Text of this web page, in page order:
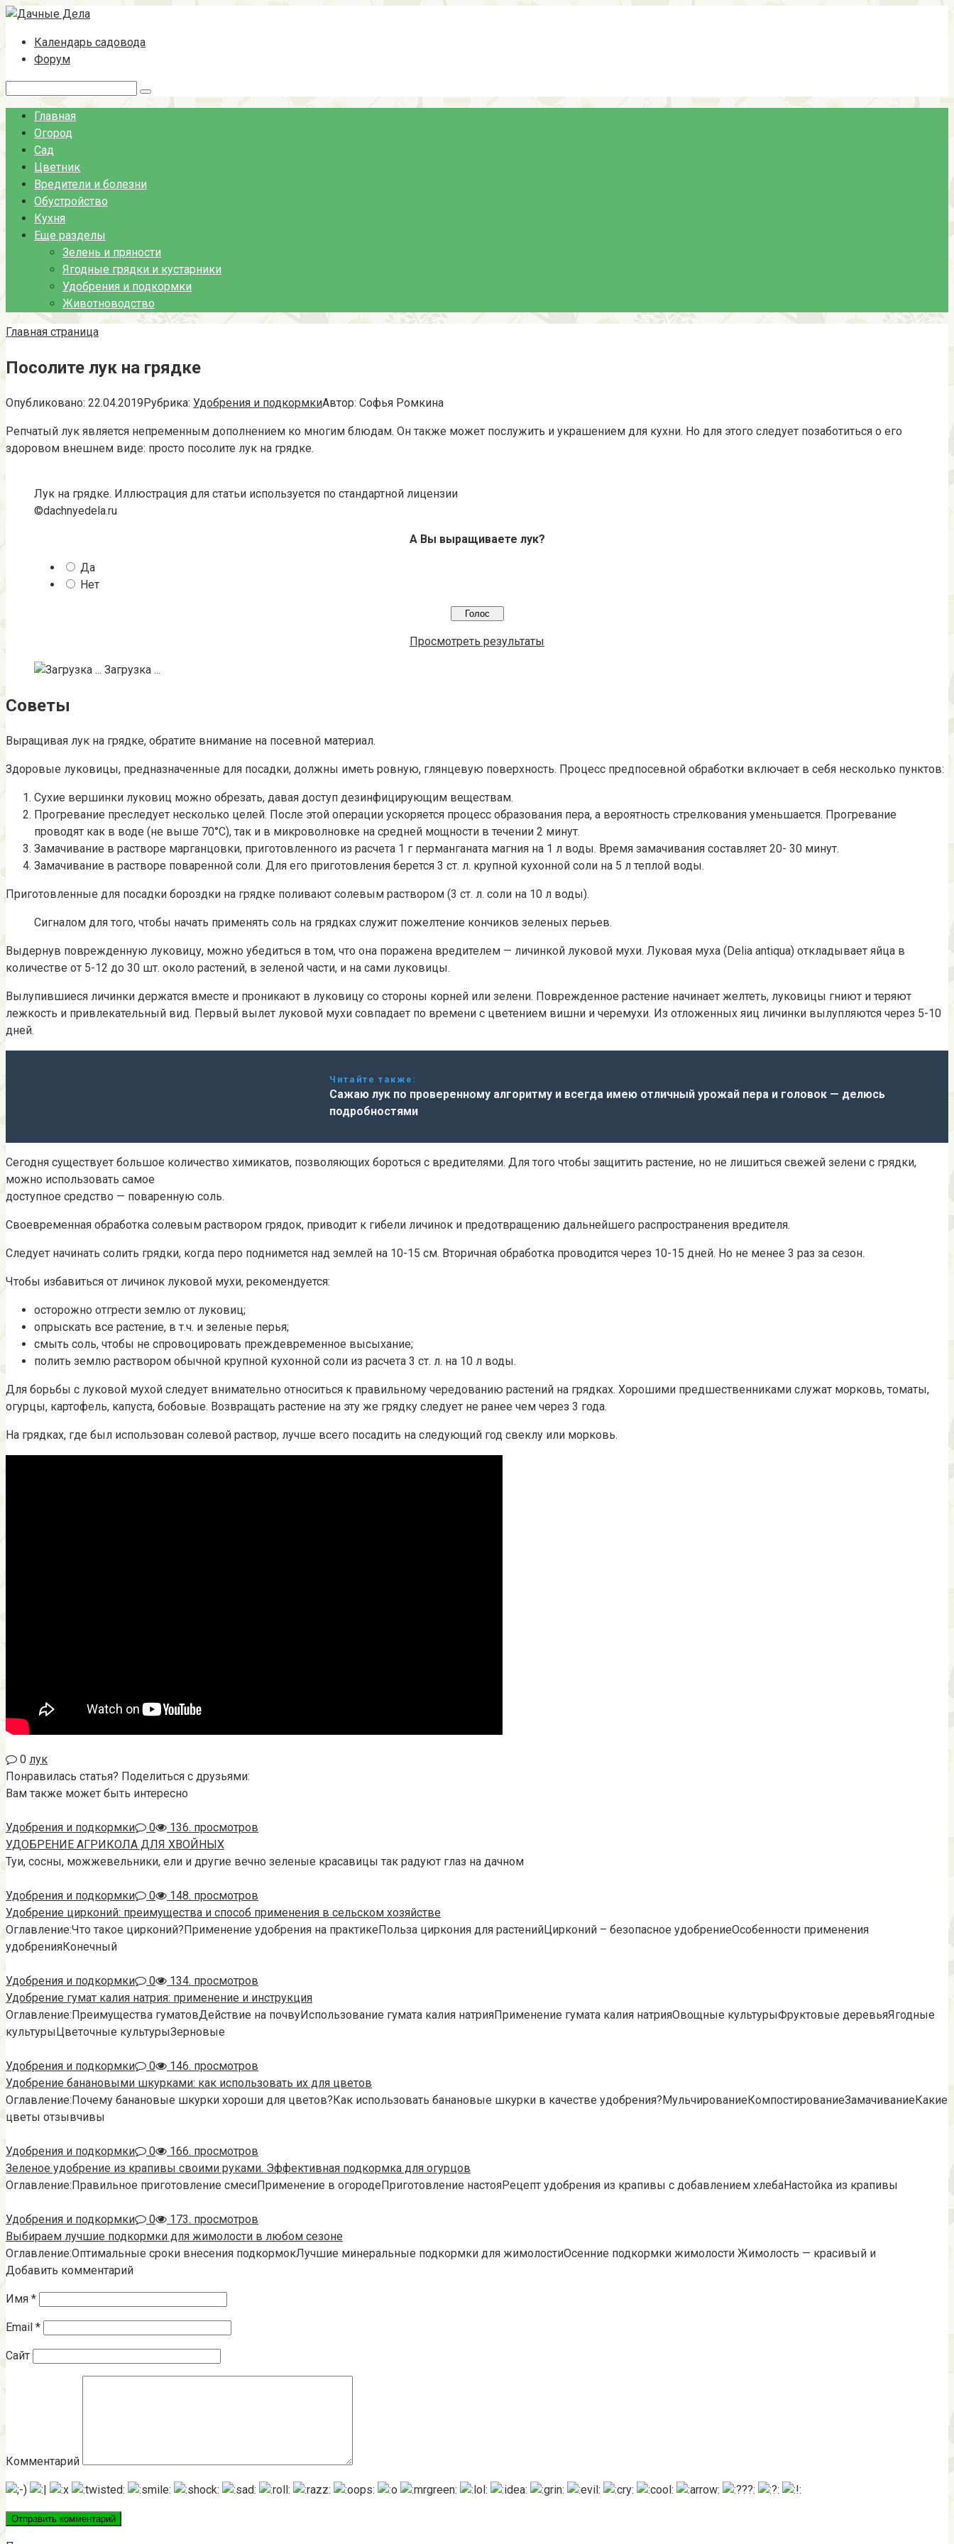
Перейти
контентуКалендарь садовода
Форум
Главная
Огород
Сад
Цветник
Вредители и болезни
Обустройство
Кухня
Еще разделы
Зелень и пряности
Ягодные грядки и кустарники
Удобрения и подкормки
Животноводство
Главная страница
Посолите лук на грядке
Опубликовано: 22.04.2019Рубрика: Удобрения и подкормкиАвтор: Софья Ромкина
Репчатый лук является непременным дополнением ко многим блюдам. Он также может послужить и украшением для кухни. Но для этого следует позаботиться о его
здоровом внешнем виде: просто посолите лук на грядке.
Лук на грядке. Иллюстрация для статьи используется по стандартной лицензии
©dachnyedela.ru
А Вы выращиваете лук?
Да
Нет
Просмотреть результаты
Загрузка ...
Советы
Выращивая лук на грядке, обратите внимание на посевной материал.
Здоровые луковицы, предназначенные для посадки, должны иметь ровную, глянцевую поверхность. Процесс предпосевной обработки включает в себя несколько пунктов:
Сухие вершинки луковиц можно обрезать, давая доступ дезинфицирующим веществам.
Прогревание преследует несколько целей. После этой операции ускоряется процесс образования пера, а вероятность стрелкования уменьшается. Прогревание
проводят как в воде (не выше 70°C), так и в микроволновке на средней мощности в течении 2 минут.
Замачивание в растворе марганцовки, приготовленного из расчета 1 г перманганата магния на 1 л воды. Время замачивания составляет 20- 30 минут.
Замачивание в растворе поваренной соли. Для его приготовления берется 3 ст. л. крупной кухонной соли на 5 л теплой воды.
Приготовленные для посадки бороздки на грядке поливают солевым раствором (3 ст. л. соли на 10 л воды).
Сигналом для того, чтобы начать применять соль на грядках служит пожелтение кончиков зеленых перьев.
Выдернув поврежденную луковицу, можно убедиться в том, что она поражена вредителем — личинкой луковой мухи. Луковая муха (Delia antiqua) откладывает яйца в
количестве от 5-12 до 30 шт. около растений, в зеленой части, и на сами луковицы.
Вылупившиеся личинки держатся вместе и проникают в луковицу со стороны корней или зелени. Поврежденное растение начинает желтеть, луковицы гниют и теряют
лежкость и привлекательный вид. Первый вылет луковой мухи совпадает по времени с цветением вишни и черемухи. Из отложенных яиц личинки вылупляются через 5-10
дней.
Читайте также:
Сажаю лук по проверенному алгоритму и всегда имею отличный урожай пера и головок — делюсь
подробностями
Сегодня существует большое количество химикатов, позволяющих бороться с вредителями. Для того чтобы защитить растение, но не лишиться свежей зелени с грядки,
можно использовать самое
доступное средство — поваренную соль.
Своевременная обработка солевым раствором грядок, приводит к гибели личинок и предотвращению дальнейшего распространения вредителя.
Следует начинать солить грядки, когда перо поднимется над землей на 10-15 см. Вторичная обработка проводится через 10-15 дней. Но не менее 3 раз за сезон.
Чтобы избавиться от личинок луковой мухи, рекомендуется:
осторожно отгрести землю от луковиц;
опрыскать все растение, в т.ч. и зеленые перья;
смыть соль, чтобы не спровоцировать преждевременное высыхание;
полить землю раствором обычной крупной кухонной соли из расчета 3 ст. л. на 10 л воды.
Для борьбы с луковой мухой следует внимательно относиться к правильному чередованию растений на грядках. Хорошими предшественниками служат морковь, томаты,
огурцы, картофель, капуста, бобовые. Возвращать растение на эту же грядку следует не ранее чем через 3 года.
На грядках, где был использован солевой раствор, лучше всего посадить на следующий год свеклу или морковь.
0 лук
Понравилась статья? Поделиться с друзьями:
Вам также может быть интересно
Удобрения и подкормки 0
136. просмотров
УДОБРЕНИЕ АГРИКОЛА ДЛЯ ХВОЙНЫХ
Туи, сосны, можжевельники, ели и другие вечно зеленые красавицы так радуют глаз на дачном
Удобрения и подкормки 0
148. просмотров
Удобрение цирконий: преимущества и способ применения в сельском хозяйстве
Оглавление:Что такое цирконий?Применение удобрения на практикеПольза циркония для растенийЦирконий – безопасное удобрениеОсобенности применения
удобренияКонечный
Удобрения и подкормки 0
134. просмотров
Удобрение гумат калия натрия: применение и инструкция
Оглавление:Преимущества гуматовДействие на почвуИспользование гумата калия натрияПрименение гумата калия натрияОвощные культурыФруктовые деревьяЯгодные
культурыЦветочные культурыЗерновые
Удобрения и подкормки 0
146. просмотров
Удобрение банановыми шкурками: как использовать их для цветов
Оглавление:Почему банановые шкурки хороши для цветов?Как использовать банановые шкурки в качестве удобрения?МульчированиеКомпостированиеЗамачиваниеКакие
цветы отзывчивы
Удобрения и подкормки 0
166. просмотров
Зеленое удобрение из крапивы своими руками. Эффективная подкормка для огурцов
Оглавление:Правильное приготовление смесиПрименение в огородеПриготовление настояРецепт удобрения из крапивы с добавлением хлебаНастойка из крапивы
Удобрения и подкормки 0
173. просмотров
Выбираем лучшие подкормки для жимолости в любом сезоне
Оглавление:Оптимальные сроки внесения подкормокЛучшие минеральные подкормки для жимолостиОсенние подкормки жимолости Жимолость — красивый и
Добавить комментарий
Имя *
Email *
Сайт
Комментарий